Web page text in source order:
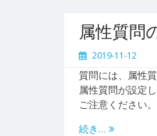
属性質問
2019-11-12
質問には、属性
属性質問が設定
ご注意ください
続き…